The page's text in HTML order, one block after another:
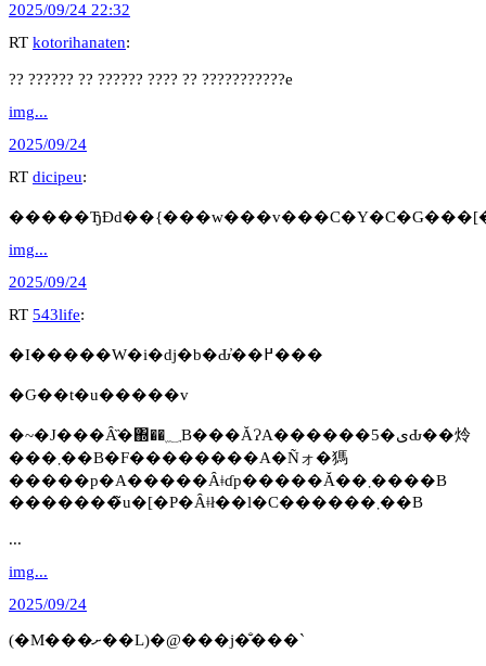
2025/09/24 22:32
RT kotorihanaten:
?? ?????? ?? ?????? ???? ?? ???????????e
img...
2025/09/24
RT dicipeu:
img...
2025/09/24
RT 543life:
�I�����W�i�ԁj�b�Ԃ̓��߂���
�Ԍ��t�u�����v
�~�J���Ȃ̏�΍��؁B���ĂɁA������5�ىԂ��炩
���܂��B�F��������A�Ñォ�獁
�����p�A�����Ȃǂɗp�����Ă��܂����B
�������̃u�[�P�Ȃǂł��l�C������܂��B
...
img...
2025/09/24
(�M���ށ��L)�@���j�̐���`